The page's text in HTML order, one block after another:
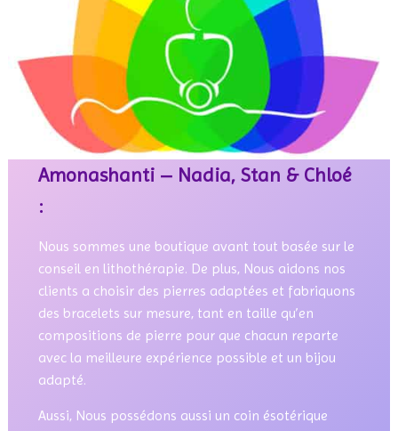
Amonashanti – Nadia, Stan & Chloé
:
Nous sommes une boutique avant tout basée sur le
conseil en lithothérapie. De plus, Nous aidons nos
clients a choisir des pierres adaptées et fabriquons
des bracelets sur mesure, tant en taille qu’en
compositions de pierre pour que chacun reparte
avec la meilleure expérience possible et un bijou
adapté.
Aussi, Nous possédons aussi un coin ésotérique